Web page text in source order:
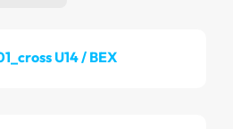
U14 / BEX